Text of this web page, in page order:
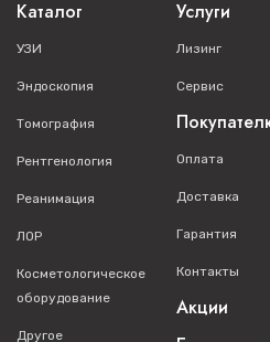
Каталог
УЗИ
Эндоскопия
Томография
Рентгенология
Реанимация
ЛОР
Косметологическое
оборудование
Другое
Услуги
Лизинг
Сервис
Оплата
Доставка
Гарантия
Контакты
Акции